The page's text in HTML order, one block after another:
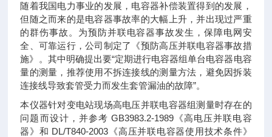
随着我国电力事业的发展，电容器补偿装置得到的发展，
但随之而来的是电容器事故率的大幅上升，并出现过严重
的群伤事故。为预防并联电容器事故发生，保障电网安
全、可靠运行，公司制定了《预防高压并联电容器事故措
施》。其中明确提出要“定期进行电容器组单台电容器电容
量的测量，推荐使用不拆连接线的测量方法，避免因拆装
连接线导致套管受力而发生套管漏油的故障”。
本仪器针对变电站现场高电压并联电容器组测量时存在的
问题而设计，并参考 GB3983.2-1989《高电压并联电容
器》和 DL/T840-2003《高压并联电容器使用技术条件》